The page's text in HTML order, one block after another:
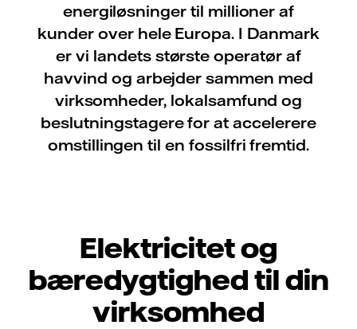
energiløsninger til millioner af
kunder over hele Europa. I Danmark
er vi landets største operatør af
havvind og arbejder sammen med
virksomheder, lokalsamfund og
beslutningstagere for at accelerere
omstillingen til en fossilfri fremtid.
Elektricitet og
bæredygtighed til din
virksomhed